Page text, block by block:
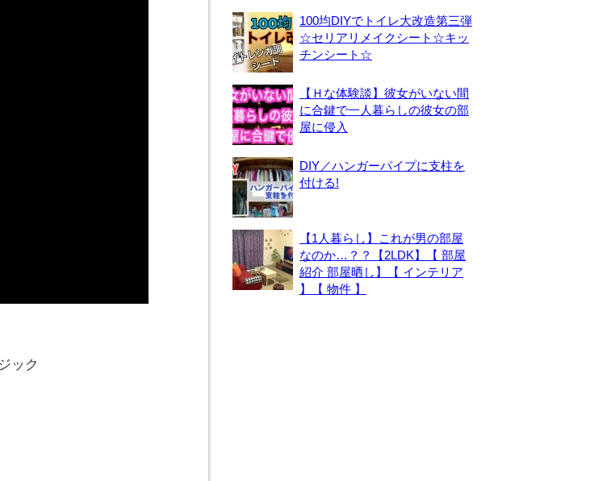
ック
100均DIYでトイレ大改造第三弾
☆セリアリメイクシート☆キッ
チンシート☆
【Ｈな体験談】彼女がいない間
に合鍵で一人暮らしの彼女の部
屋に侵入
DIY／ハンガーパイプに支柱を
付ける!
【1人暮らし】これが男の部屋
なのか…？？【2LDK】【 部屋
紹介 部屋晒し】【 インテリア
】【 物件 】